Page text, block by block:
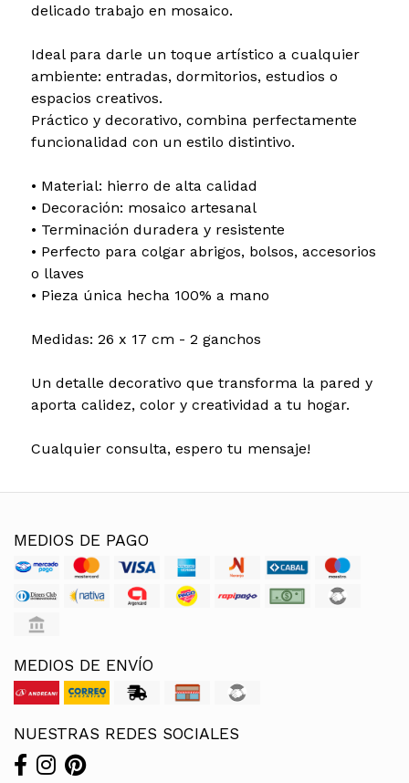
delicado trabajo en mosaico.
Ideal para darle un toque artístico a cualquier
ambiente: entradas, dormitorios, estudios o
espacios creativos.
Práctico y decorativo, combina perfectamente
funcionalidad con un estilo distintivo.
• Material: hierro de alta calidad
• Decoración: mosaico artesanal
• Terminación duradera y resistente
• Perfecto para colgar abrigos, bolsos, accesorios
o llaves
• Pieza única hecha 100% a mano
Medidas: 26 x 17 cm - 2 ganchos
Un detalle decorativo que transforma la pared y
aporta calidez, color y creatividad a tu hogar.
Cualquier consulta, espero tu mensaje!
MEDIOS DE PAGO
MEDIOS DE ENVÍO
NUESTRAS REDES SOCIALES